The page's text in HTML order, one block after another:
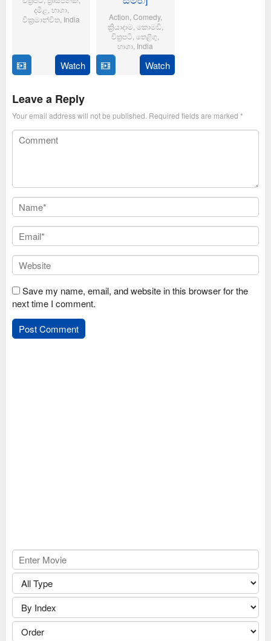
දමිළ භාශා,
වික්‍රමාන්විත India
Feb
2025
Thirumeni
Watch
Action Comedy,
ක්‍රියාදාම කොමඩි,
චිත්‍රපටි ,තෙළිගු
භාශා India
Jan
Anil
Ravipudi
Watch
Leave a Reply
Your email address will not be published. Required fields are marked *
Save my name, email, and website in this browser for the
next time I comment.